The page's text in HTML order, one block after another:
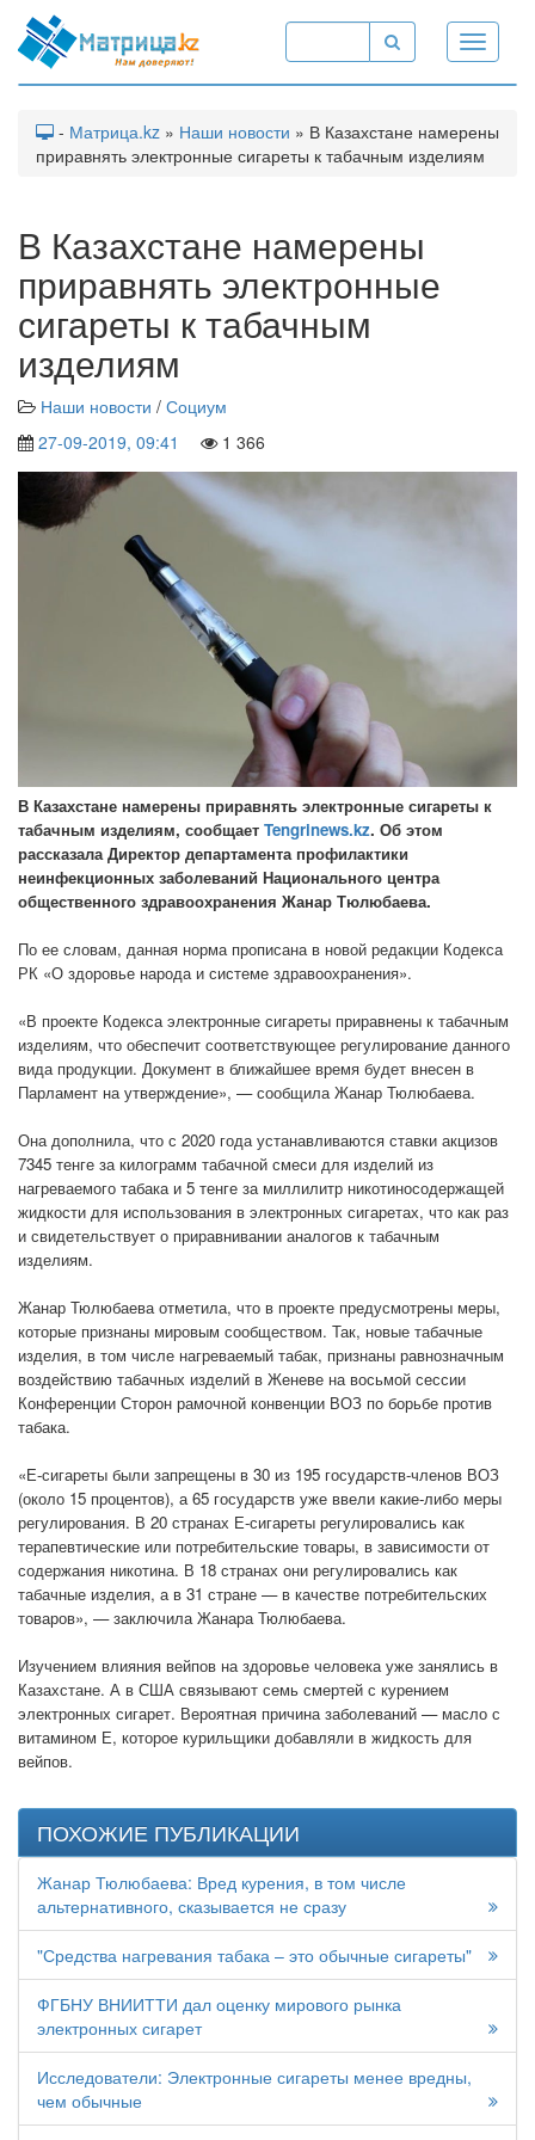
Toggle
- Матрица.kz » Наши новости » В Казахстане намерены
приравнять электронные сигареты к табачным изделиям
В Казахстане намерены
приравнять электронные
сигареты к табачным
изделиям
Наши новости / Социум
27-09-2019, 09:41
1 366
В Казахстане намерены приравнять электронные сигареты к
табачным изделиям, сообщает Tengrinews.kz. Об этом
рассказала Директор департамента профилактики
неинфекционных заболеваний Национального центра
общественного здравоохранения Жанар Тюлюбаева.
По ее словам, данная норма прописана в новой редакции Кодекса
РК «О здоровье народа и системе здравоохранения».
«В проекте Кодекса электронные сигареты приравнены к табачным
изделиям, что обеспечит соответствующее регулирование данного
вида продукции. Документ в ближайшее время будет внесен в
Парламент на утверждение», — сообщила Жанар Тюлюбаева.
Она дополнила, что с 2020 года устанавливаются ставки акцизов
7345 тенге за килограмм табачной смеси для изделий из
нагреваемого табака и 5 тенге за миллилитр никотиносодержащей
жидкости для использования в электронных сигаретах, что как раз
и свидетельствует о приравнивании аналогов к табачным
изделиям.
Жанар Тюлюбаева отметила, что в проекте предусмотрены меры,
которые признаны мировым сообществом. Так, новые табачные
изделия, в том числе нагреваемый табак, признаны равнозначным
воздействию табачных изделий в Женеве на восьмой сессии
Конференции Сторон рамочной конвенции ВОЗ по борьбе против
табака.
«Е-сигареты были запрещены в 30 из 195 государств-членов ВОЗ
(около 15 процентов), а 65 государств уже ввели какие-либо меры
регулирования. В 20 странах Е-сигареты регулировались как
терапевтические или потребительские товары, в зависимости от
содержания никотина. В 18 странах они регулировались как
табачные изделия, а в 31 стране — в качестве потребительских
товаров», — заключила Жанара Тюлюбаева.
Изучением влияния вейпов на здоровье человека уже занялись в
Казахстане. А в США связывают семь смертей с курением
электронных сигарет. Вероятная причина заболеваний — масло с
витамином Е, которое курильщики добавляли в жидкость для
вейпов.
ПОХОЖИЕ ПУБЛИКАЦИИ
Жанар Тюлюбаева: Вред курения, в том числе
альтернативного, сказывается не сразу
"Средства нагревания табака – это обычные сигареты"
ФГБНУ ВНИИТТИ дал оценку мирового рынка
электронных сигарет
Исследователи: Электронные сигареты менее вредны,
чем обычные